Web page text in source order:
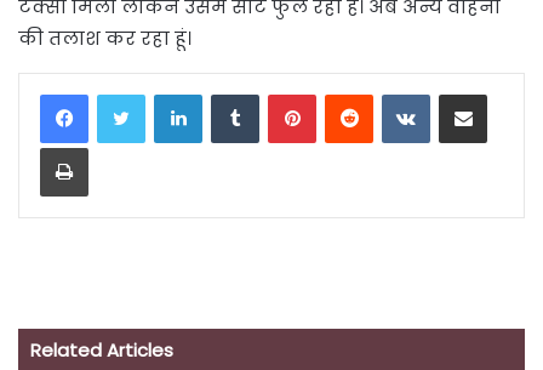
टैक्सी मिली लेकिन उसमें सीट फुल रही है। अब अन्य वाहनों
की तलाश कर रहा हूं।
LinkedInTumblrPinterestReddit VKontakteShare via Email
Print
Related Articles